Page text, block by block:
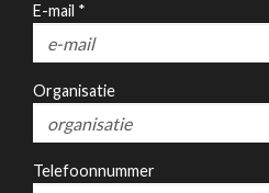
E-mail *
Organisatie
Telefoonnummer